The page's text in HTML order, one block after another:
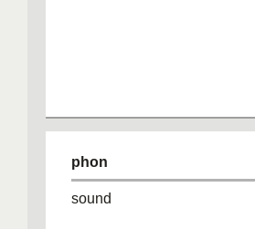
phon
sound